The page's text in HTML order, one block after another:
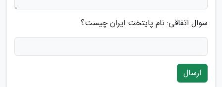
سوال اتفاقی: نام پایتخت ایران چیست؟
ارسال